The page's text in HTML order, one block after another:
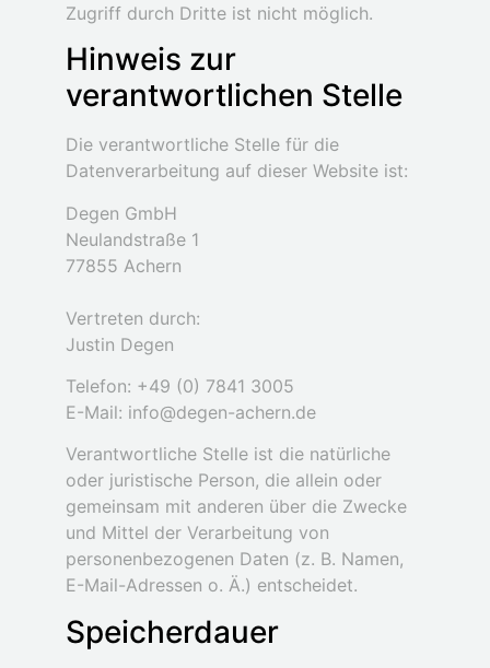
Zugriff durch Dritte ist nicht möglich.
Hinweis zur
verantwortlichen Stelle
Die verantwortliche Stelle für die
Datenverarbeitung auf dieser Website ist:
Degen GmbH
Neulandstraße 1
77855 Achern
Vertreten durch:
Justin Degen
Telefon: +49 (0) 7841 3005
E-Mail: info@degen-achern.de
Verantwortliche Stelle ist die natürliche
oder juristische Person, die allein oder
gemeinsam mit anderen über die Zwecke
und Mittel der Verarbeitung von
personenbezogenen Daten (z. B. Namen,
E-Mail-Adressen o. Ä.) entscheidet.
Speicherdauer